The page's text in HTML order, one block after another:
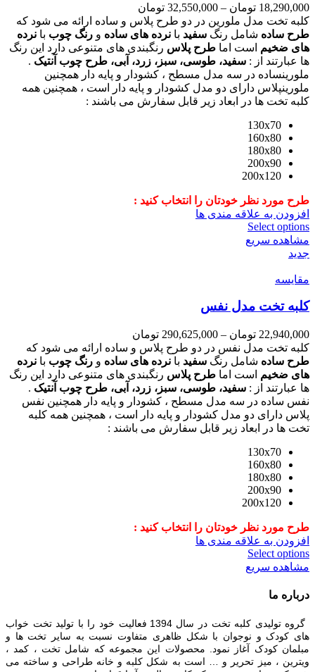
18,290,000 تومان –
32,550,000 تومان
کلبه تخت مدل ملورین در دو طرح پلاس و ساده ارائه می شود که
طرح ساده شامل رنگ سفید با نرده های ساده و رنگ چوب با نرده
های ضخیم است اما طرح پلاس رنگبندی های متنوعی دارد این رنگ
ها عبارتند از : سفید، طوسی، سبز، زرد، آبی، طرح چوب آنتیک .
ملورینساده در سه مدل مسطح ، کشودار و پایه دار همچنین
ملورینپلاس دارای دو مدل کشودار و پایه دار است ، همچنین همه
کلبه تخت ها در ابعاد زیر قابل سفارش می باشند :
130x70
160x80
180x80
200x90
200x120
طرح مورد نظر خودتان را انتخاب کنید :
افزودن به علاقه مندی ها
Select options
مشاهده سریع
جدید
مقایسه
کلبه تخت مدل نفس
22,940,000 تومان –
290,625,000 تومان
کلبه تخت مدل نفس در دو طرح پلاس و ساده ارائه می شود که
طرح ساده شامل رنگ سفید با نرده های ساده و رنگ چوب با نرده
های ضخیم است اما طرح پلاس رنگبندی های متنوعی دارد این رنگ
ها عبارتند از : سفید، طوسی، سبز، زرد، آبی، طرح چوب آنتیک .
نفس ساده در سه مدل مسطح ، کشودار و پایه دار همچنین نفس
پلاس دارای دو مدل کشودار و پایه دار است ، همچنین همه کلبه
تخت ها در ابعاد زیر قابل سفارش می باشند :
130x70
160x80
180x80
200x90
200x120
طرح مورد نظر خودتان را انتخاب کنید :
افزودن به علاقه مندی ها
Select options
مشاهده سریع
درباره ما
گروه تولیدی کلبه تخت در سال 1394 فعالیت خود را با تولید تخت خواب
های کودک و نوجوان با شکل ظاهری متفاوت نسبت به سایر تخت ها و
مبلمان کودک آغاز نمود. محصولات این مجموعه که شامل تخت ، کمد ،
ویترین ، میز تحریر و … است به شکل کلبه و خانه طراحی و ساخته می